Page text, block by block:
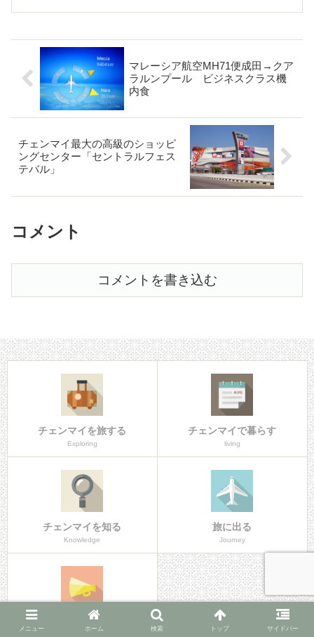
マレーシア航空MH71便成田→クア
ラルンプール ビジネスクラス機
内食
チェンマイ最大の高級のショッピ
ングセンター「セントラルフェス
テバル」
コメント
コメントを書き込む
チェンマイを旅する
Exploring
チェンマイで暮らす
living
チェンマイを知る
Knowledge
旅に出る
Journey
新着記事一覧
メニュー ホーム 検索 トップ サイドバー